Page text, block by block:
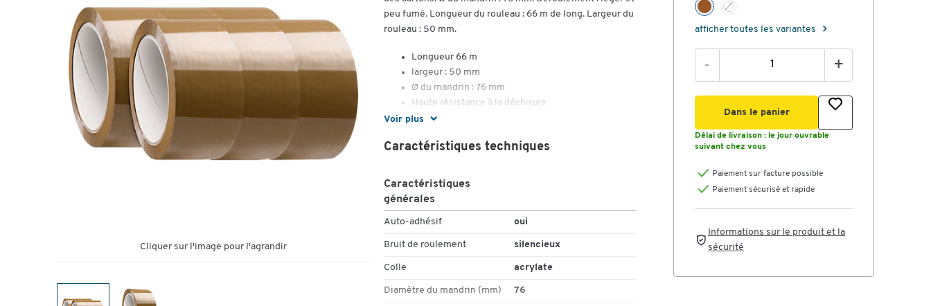
Cliquer sur l'image pour l'agrandir
Voir plus
peu fumé. Longueur du rouleau : 66 m de long. Largeur du
rouleau : 50 mm.
Longueur 66 m
largeur : 50 mm
Ø du mandrin : 76 mm
Haute résistance à la déchirure
Matériau : film en polypropylène (PP)
Caractéristiques techniques
Caractéristiques
générales
Auto-adhésif oui
Bruit de roulement silencieux
Colle acrylate
Diamètre du mandrin (mm) 76
afficher toutes les variantes
- +
Dans le panier
Délai de livraison : le jour ouvrable
suivant chez vous
Paiement sur facture possible
Paiement sécurisé et rapide
Informations sur le produit et la
sécurité